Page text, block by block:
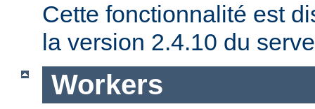
Cette fonctionnalité est
la version 2.4.10 du
Workers